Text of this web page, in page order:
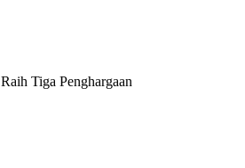
Tiga Penghargaan